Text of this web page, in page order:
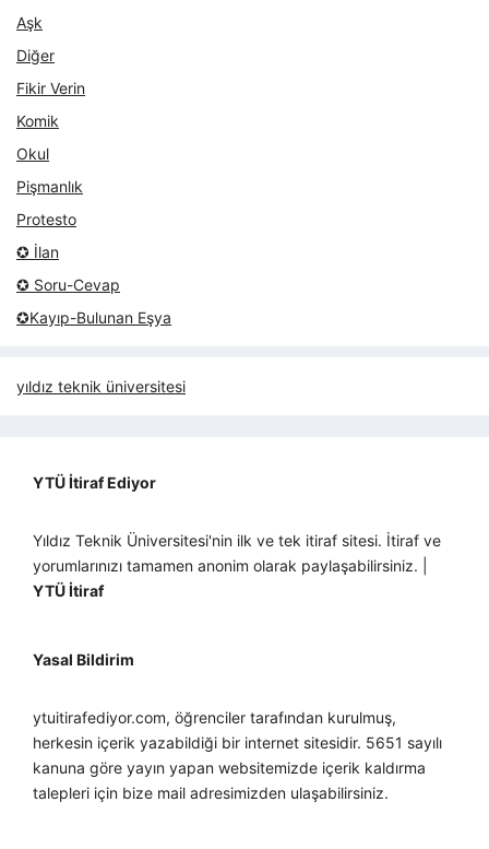
Aşk
Diğer
Fikir Verin
Komik
Okul
Pişmanlık
Protesto
✪ İlan
✪ Soru-Cevap
✪Kayıp-Bulunan Eşya
yıldız teknik üniversitesi
YTÜ İtiraf Ediyor
Yıldız Teknik Üniversitesi'nin ilk ve tek itiraf sitesi. İtiraf ve
yorumlarınızı tamamen anonim olarak paylaşabilirsiniz. |
YTÜ İtiraf
Yasal Bildirim
ytuitirafediyor.com, öğrenciler tarafından kurulmuş,
herkesin içerik yazabildiği bir internet sitesidir. 5651 sayılı
kanuna göre yayın yapan websitemizde içerik kaldırma
talepleri için bize mail adresimizden ulaşabilirsiniz.